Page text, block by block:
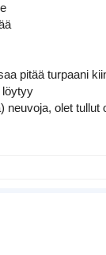
pitää turpaani
löytyy
neuvoja, olet tullut